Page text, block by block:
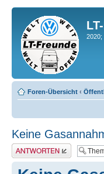
2020;
Foren-Übersicht ‹
Keine
Antwort erstellen